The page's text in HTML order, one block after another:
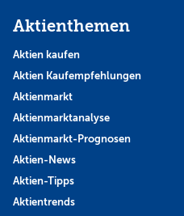
Aktienthemen
Aktien kaufen
Aktien Kaufempfehlungen
Aktienmarkt
Aktienmarktanalyse
Aktienmarkt-Prognosen
Aktien-News
Aktien-Tipps
Aktientrends